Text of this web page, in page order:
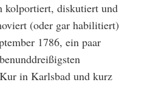
kolportiert, diskutiert und
(oder gar habilitiert)
1786, ein paar
in Karlsbad und kurz